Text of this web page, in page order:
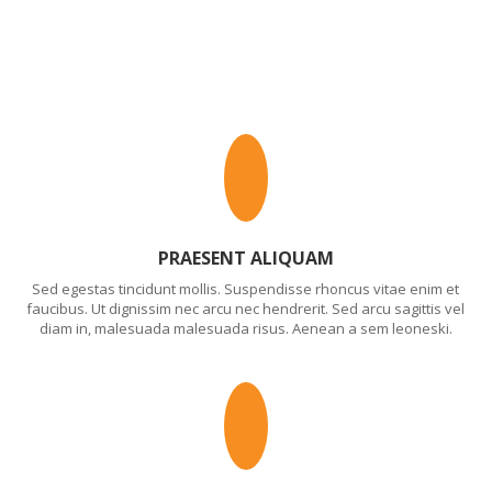
PRAESENT ALIQUAM
Sed egestas tincidunt mollis. Suspendisse rhoncus vitae enim et
faucibus. Ut dignissim nec arcu nec hendrerit. Sed arcu sagittis vel
diam in, malesuada malesuada risus. Aenean a sem leoneski.